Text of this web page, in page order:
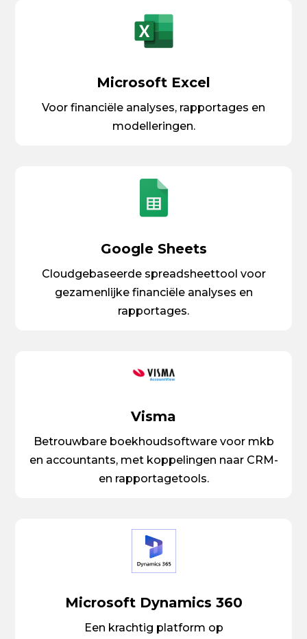
Microsoft Excel
Voor financiële analyses, rapportages en
modelleringen.
Google Sheets
Cloudgebaseerde spreadsheettool voor
gezamenlijke financiële analyses en
rapportages.
Visma
Betrouwbare boekhoudsoftware voor mkb
en accountants, met koppelingen naar CRM-
en rapportagetools.
Microsoft Dynamics 360
Een krachtig platform op